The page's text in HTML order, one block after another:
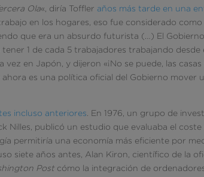
Ola«, diría Toffler años más tarde en una
en los hogares, eso fue considerado como
que era un absurdo futurista (…) El
1 de cada 5 trabajadores trabajando
en Japón, y dijeron «¡No se puede, las
es una política oficial del Gobierno mover
incluso anteriores . En 1976, un grupo de
Nilles, publicó un estudio que evaluaba el
permitiría una economía más eficiente por
siete años antes, Alan Kiron, científico de la
Post cómo la integración de